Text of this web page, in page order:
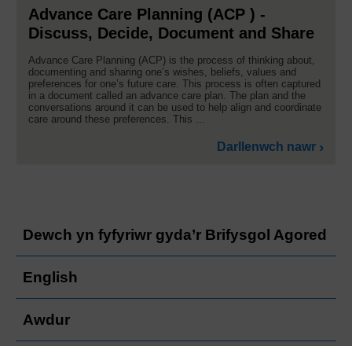
Advance Care Planning (ACP ) -
Discuss, Decide, Document and Share
Advance Care Planning (ACP) is the process of thinking about,
documenting and sharing one’s wishes, beliefs, values and
preferences for one’s future care. This process is often captured
in a document called an advance care plan. The plan and the
conversations around it can be used to help align and coordinate
care around these preferences. This ...
Darllenwch nawr
Dewch yn fyfyriwr gyda’r Brifysgol Agored
English
Awdur